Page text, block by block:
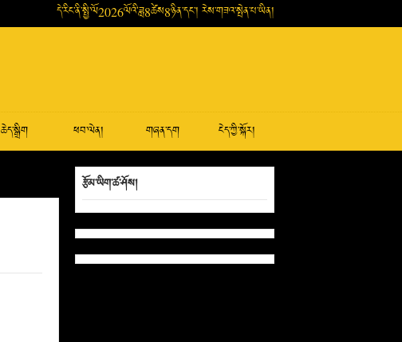
དེ་རིང་ནི་སྤྱི་ལོ2026ལོའི་ཟླ8ཚེས8ཉིན་དང་། རེས་གཟའ་སྤེན་པ་ཡིན།
ཆེད་སྒྲིག ཕབ་ལེན། གཞན་དག ངེད་ཀྱི་སྐོར།
རྩོམ་ཡིག་ཚ་ཤོས།